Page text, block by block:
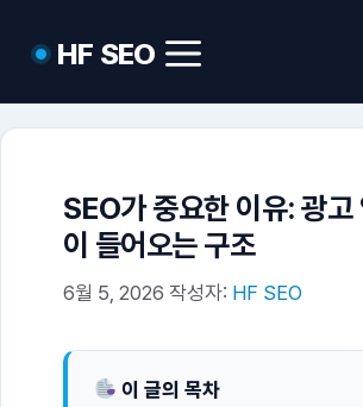
HF SEO 메
SEO가 중요한 이유: 광고
이 들어오는 구조
6월 5, 2026 작성자: HF SEO
이 글의 목차